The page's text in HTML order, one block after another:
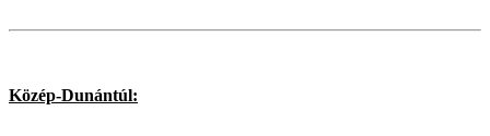
Közép-Dunántúl: